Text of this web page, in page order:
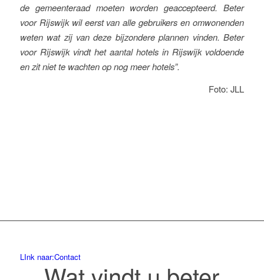
de gemeenteraad moeten worden geaccepteerd. Beter
voor Rijswijk wil eerst van alle gebruikers en omwonenden
weten wat zij van deze bijzondere plannen vinden. Beter
voor Rijswijk vindt het aantal hotels in Rijswijk voldoende
en zit niet te wachten op nog meer hotels”.
Foto: JLL
LInk naar:Contact